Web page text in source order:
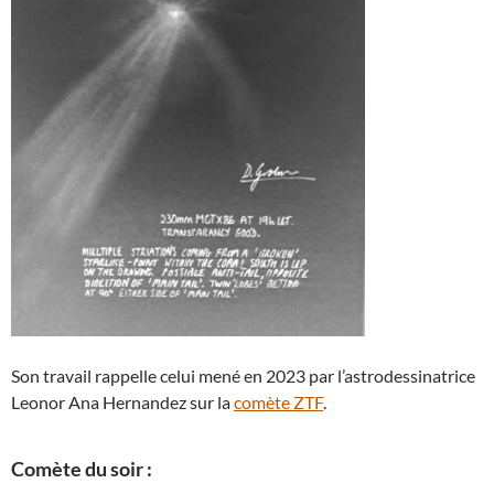
Son travail rappelle celui mené en 2023 par l’astrodessinatrice
Leonor Ana Hernandez sur lacomète ZTF.
Comète du soir :